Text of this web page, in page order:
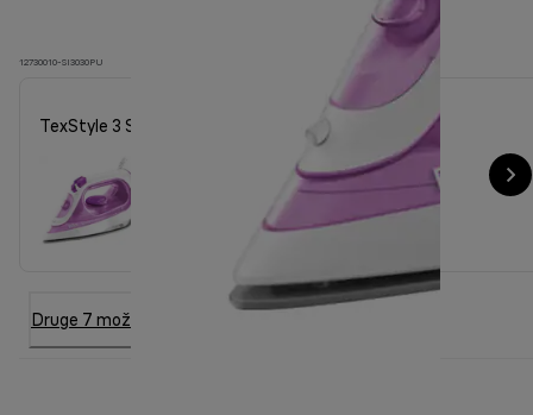
12730010-SI3030PU
TexStyle 3 Steam iron SI 3030 Purple
Druge 7 možnosti